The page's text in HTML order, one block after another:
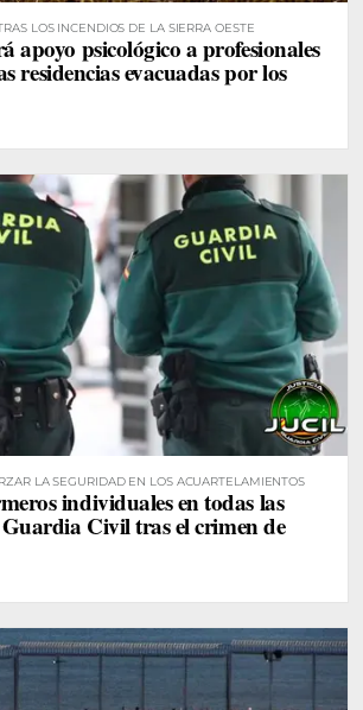
LOS INCENDIOS DE LA SIERRA OESTE
apoyo psicológico a profesionales
residencias evacuadas por los
LA SEGURIDAD EN LOS ACUARTELAMIENTOS
individuales en todas las
Civil tras el crimen de